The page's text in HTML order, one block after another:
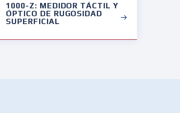
1000-Z: MEDIDOR TÁCTIL Y
ÓPTICO DE RUGOSIDAD
SUPERFICIAL